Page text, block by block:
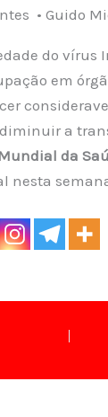
• Guido
do vírus
em
a
da
nesta